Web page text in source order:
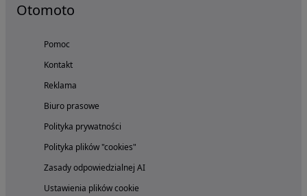
Otomoto
Pomoc
Kontakt
Reklama
Biuro prasowe
Polityka prywatności
Polityka plików "cookies"
Zasady odpowiedzialnej AI
Ustawienia plików cookie